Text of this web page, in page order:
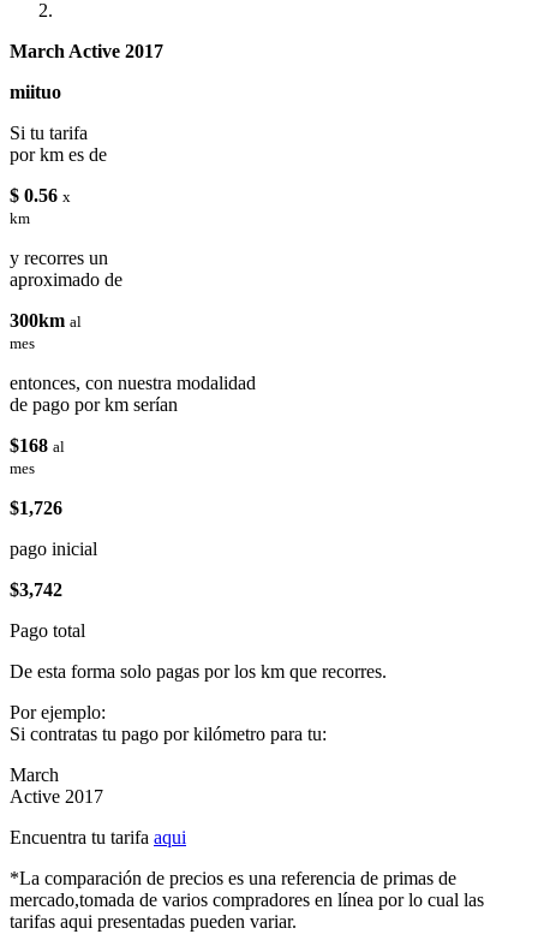
March Active 2017
miituo
Si tu tarifa
por km es de
$ 0.56 x
km
y recorres un
aproximado de
300km al
mes
entonces, con nuestra modalidad
de pago por km serían
$168 al
mes
$1,726
pago inicial
$3,742
Pago total
De esta forma solo pagas por los km que recorres.
Por ejemplo:
Si contratas tu pago por kilómetro para tu:
March
Active 2017
Encuentra tu tarifa aqui
*La comparación de precios es una referencia de primas de
mercado,tomada de varios compradores en línea por lo cual las
tarifas aqui presentadas pueden variar.